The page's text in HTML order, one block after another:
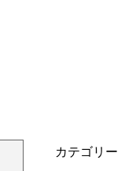
カテゴリー